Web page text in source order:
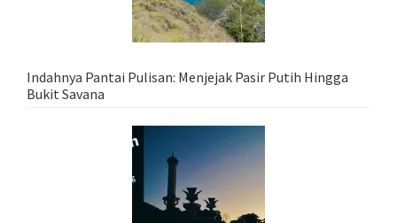
Indahnya Pantai Pulisan: Menjejak Pasir Putih Hingga
Bukit Savana